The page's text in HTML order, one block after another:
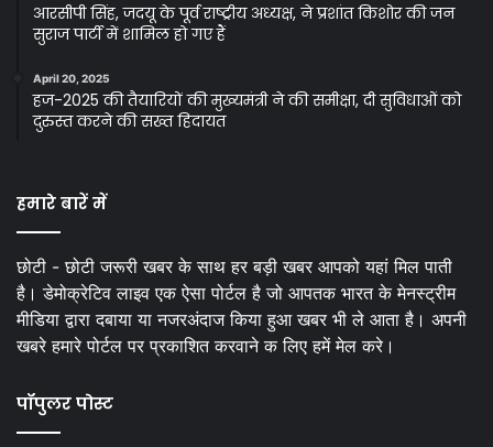
आरसीपी सिंह, जदयू के पूर्व राष्ट्रीय अध्यक्ष, ने प्रशांत किशोर की जन
सुराज पार्टी में शामिल हो गए हैं
April 20, 2025
हज-2025 की तैयारियों की मुख्यमंत्री ने की समीक्षा, दी सुविधाओं को
दुरुस्त करने की सख्त हिदायत
हमारे बारें में
छोटी - छोटी जरूरी खबर के साथ हर बड़ी खबर आपको यहां मिल पाती
है। डेमोक्रेटिव लाइव एक ऐसा पोर्टल है जो आपतक भारत के मेनस्ट्रीम
मीडिया द्वारा दबाया या नजरअंदाज किया हुआ खबर भी ले आता है। अपनी
खबरे हमारे पोर्टल पर प्रकाशित करवाने क लिए हमें मेल करे।
पॉपुलर पोस्ट